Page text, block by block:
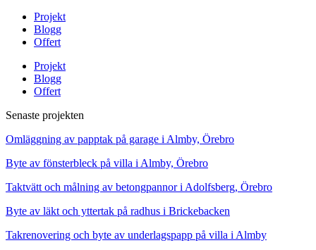
Projekt
Blogg
Offert
Projekt
Blogg
Offert
Senaste projekten
Omläggning av papptak på garage i Almby, Örebro
Byte av fönsterbleck på villa i Almby, Örebro
Taktvätt och målning av betongpannor i Adolfsberg, Örebro
Byte av läkt och yttertak på radhus i Brickebacken
Takrenovering och byte av underlagspapp på villa i Almby